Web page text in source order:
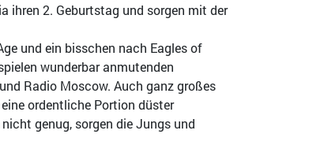
ihren 2. Geburtstag und sorgen mit der
und ein bisschen nach Eagles of
wunderbar anmutenden
Radio Moscow. Auch ganz großes
ordentliche Portion düster
genug, sorgen die Jungs und